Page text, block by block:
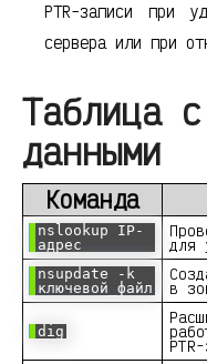
PTR-записи при
сервера или при
Таблица
данными
Команда
nslookup IP-
адрес
для
nsupdate -k
ключевой_файл
в
dig